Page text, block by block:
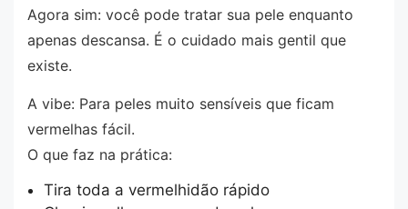
Agora sim: você pode tratar sua pele enquanto
apenas descansa. É o cuidado mais gentil que
existe.
A vibe: Para peles muito sensíveis que ficam
vermelhas fácil.
O que faz na prática:
Tira toda a vermelhidão rápido